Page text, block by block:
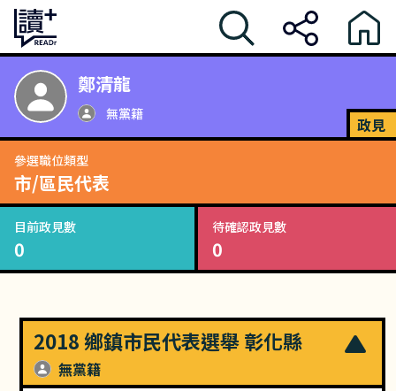
鄭清龍
無黨籍
政見
參選職位類型
市/區民代表
目前政見數
0
待確認政見數
0
2018 鄉鎮市民代表選舉 彰化縣
無黨籍